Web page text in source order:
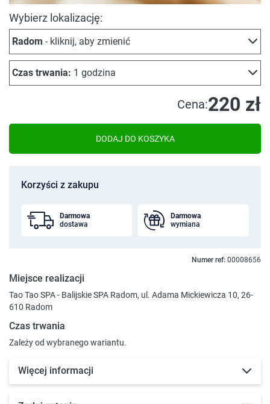
Wybierz lokalizację:
Radom - kliknij, aby zmienić
Czas trwania: 1 godzina
Cena:220 zł
DODAJ DO KOSZYKA
Korzyści z zakupu
Darmowa
dostawa
Darmowa
wymiana
Numer ref: 00008656
Miejsce realizacji
Tao Tao SPA - Balijskie SPA Radom, ul. Adama Mickiewicza 10, 26-
610 Radom
Czas trwania
Zależy od wybranego wariantu.
Więcej informacji